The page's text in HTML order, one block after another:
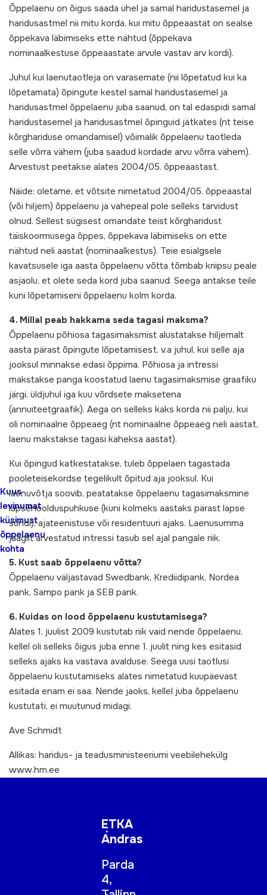
Kuus
levinumat
küsimust
õppelaenu
kohta
Õppelaenu on õigus saada ühel ja samal haridustasemel ja
haridusastmel nii mitu korda, kui mitu õppeaastat on sealse
õppekava läbimiseks ette nähtud (õppekava
nominaalkestuse õppeaastate arvule vastav arv kordi).
Juhul kui laenutaotleja on varasemate (nii lõpetatud kui ka
lõpetamata) õpingute kestel samal haridustasemel ja
haridusastmel õppelaenu juba saanud, on tal edaspidi samal
haridustasemel ja haridusastmel õpinguid jätkates (nt teise
kõrghariduse omandamisel) võimalik õppelaenu taotleda
selle võrra vähem (juba saadud kordade arvu võrra vähem).
Arvestust peetakse alates 2004/05. õppeaastast.
Näide: oletame, et võtsite nimetatud 2004/05. õppeaastal
(või hiljem) õppelaenu ja vahepeal pole selleks tarvidust
olnud. Sellest sügisest omandate teist kõrgharidust
täiskoormusega õppes, õppekava läbimiseks on ette
nähtud neli aastat (nominaalkestus). Teie esialgsele
kavatsusele iga aasta õppelaenu võtta tõmbab kriipsu peale
asjaolu, et olete seda kord juba saanud. Seega antakse teile
kuni lõpetamiseni õppelaenu kolm korda.
4. Millal peab hakkama seda tagasi maksma?
Õppelaenu põhiosa tagasimaksmist alustatakse hiljemalt
aasta pärast õpingute lõpetamisest, v.a juhul, kui selle aja
jooksul minnakse edasi õppima. Põhiosa ja intressi
makstakse panga koostatud laenu tagasimaksmise graafiku
järgi, üldjuhul iga kuu võrdsete maksetena
(annuiteetgraafik). Aega on selleks kaks korda nii palju, kui
oli nominaalne õppeaeg (nt nominaalne õppeaeg neli aastat,
laenu makstakse tagasi kaheksa aastat).
Kui õpingud katkestatakse, tuleb õppelaen tagastada
pooleteisekordse tegelikult õpitud aja jooksul. Kui
laenuvõtja soovib, peatatakse õppelaenu tagasimaksmine
lapsehoolduspuhkuse (kuni kolmeks aastaks pärast lapse
sündi), ajateenistuse või residentuuri ajaks. Laenusumma
jäägilt arvestatud intressi tasub sel ajal pangale riik.
5. Kust saab õppelaenu võtta?
Õppelaenu väljastavad Swedbank, Krediidipank, Nordea
pank, Sampo pank ja SEB pank.
6. Kuidas on lood õppelaenu kustutamisega?
Alates 1. juulist 2009 kustutab riik vaid nende õppelaenu,
kellel oli selleks õigus juba enne 1. juulit ning kes esitasid
selleks ajaks ka vastava avalduse. Seega uusi taotlusi
õppelaenu kustutamiseks alates nimetatud kuupäevast
esitada enam ei saa. Nende jaoks, kellel juba õppelaenu
kustutati, ei muutunud midagi.
Ave Schmidt
Allikas: haridus- ja teadusministeeriumi veebilehekülg
www.hm.ee
ETKA
Andras
Parda
4,